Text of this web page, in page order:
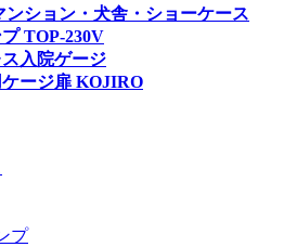
ション・犬舎・ショーケース
TOP-230V
入院ゲージ
ージ扉 KOJIRO
プ